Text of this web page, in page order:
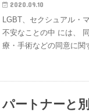
2020.09.10
LGBT、セクシュアル・
不安なことの中 には、
療・手術などの同意に
パートナーと